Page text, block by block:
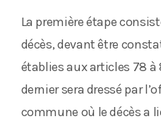
La première étape
décès, devant être
établies aux articles 78 à
dernier sera dressé par
commune où le décès a